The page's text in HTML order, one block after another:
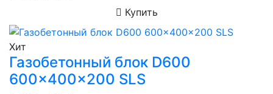
Купить
Хит
Газобетонный блок D600
600x400x200 SLS